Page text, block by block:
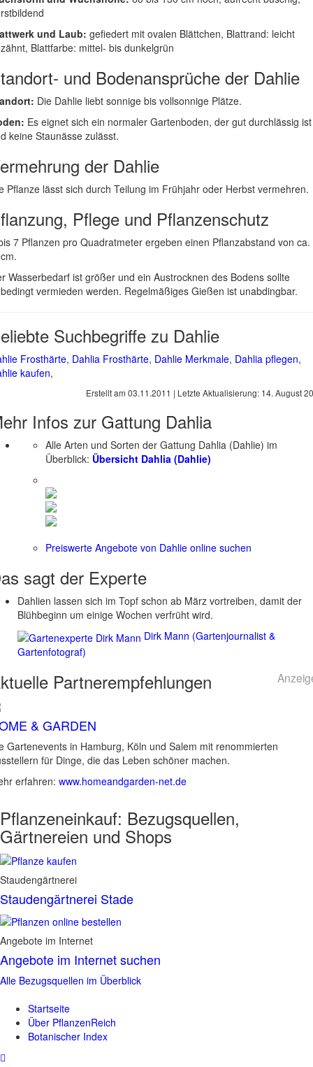
und Laub: gefiedert mit ovalen Blättchen, Blattrand: leicht
Blattfarbe: mittel- bis dunkelgrün
und Bodenansprüche der Dahlie
Die Dahlie liebt sonnige bis vollsonnige Plätze.
Es eignet sich ein normaler Gartenboden, der gut durchlässig ist
keine Staunässe zulässt.
der Dahlie
Pflanze lässt sich durch Teilung im Frühjahr oder Herbst vermehren.
Pflege und Pflanzenschutz
7 Pflanzen pro Quadratmeter ergeben einen Pflanzabstand von ca.
Wasserbedarf ist größer und ein Austrocknen des Bodens sollte
vermieden werden. Regelmäßiges Gießen ist unabdingbar.
Suchbegriffe zu Dahlie
Frosthärte, Dahlia Frosthärte, Dahlie Merkmale, Dahlia pflegen,
kaufen,
Erstellt am 03.11.2011 | Letzte Aktualisierung: 14. August
Infos zur Gattung Dahlia
Alle Arten und Sorten der Gattung Dahlia (Dahlie) im
Überblick: Übersicht Dahlia (Dahlie)
Preiswerte Angebote von Dahlie online suchen
sagt der Experte
Dahlien lassen sich im Topf schon ab März vortreiben, damit der
Blühbeginn um einige Wochen verfrüht wird.
Dirk Mann (Gartenjournalist &
Gartenfotograf)
Partnerempfehlungen
& GARDEN
Gartenevents in Hamburg, Köln und Salem mit renommierten
für Dinge, die das Leben schöner machen.
erfahren: www.homeandgarden-net.de
Pflanzeneinkauf: Bezugsquellen,
Gärtnereien und Shops
Staudengärtnerei
Staudengärtnerei Stade
Angebote im Internet
Angebote im Internet suchen
Alle Bezugsquellen im Überblick
Startseite
Über PflanzenReich
Botanischer Index